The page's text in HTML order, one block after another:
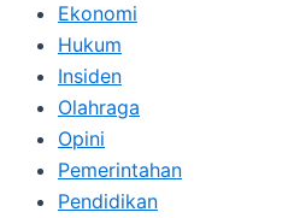
Ekonomi
Hukum
Insiden
Olahraga
Opini
Pemerintahan
Pendidikan